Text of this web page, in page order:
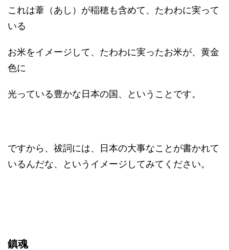
これは葦（あし）が稲穂も含めて、たわわに実って
いる
お米をイメージして、たわわに実ったお米が、黄金
色に
光っている豊かな日本の国、ということです。
ですから、祓詞には、日本の大事なことが書かれて
いるんだな、というイメージしてみてください。
鎮魂